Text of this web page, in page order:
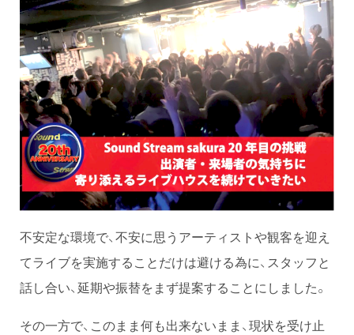
不安定な環境で、不安に思うアーティストや観客を迎え
てライブを実施することだけは避ける為に、スタッフと
話し合い、延期や振替をまず提案することにしました。
その一方で、このまま何も出来ないまま、現状を受け止